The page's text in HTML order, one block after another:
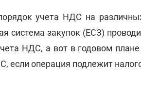
учета НДС на
система закупок (ЕСЗ)
НДС, а вот в годовом
если операция подлежит